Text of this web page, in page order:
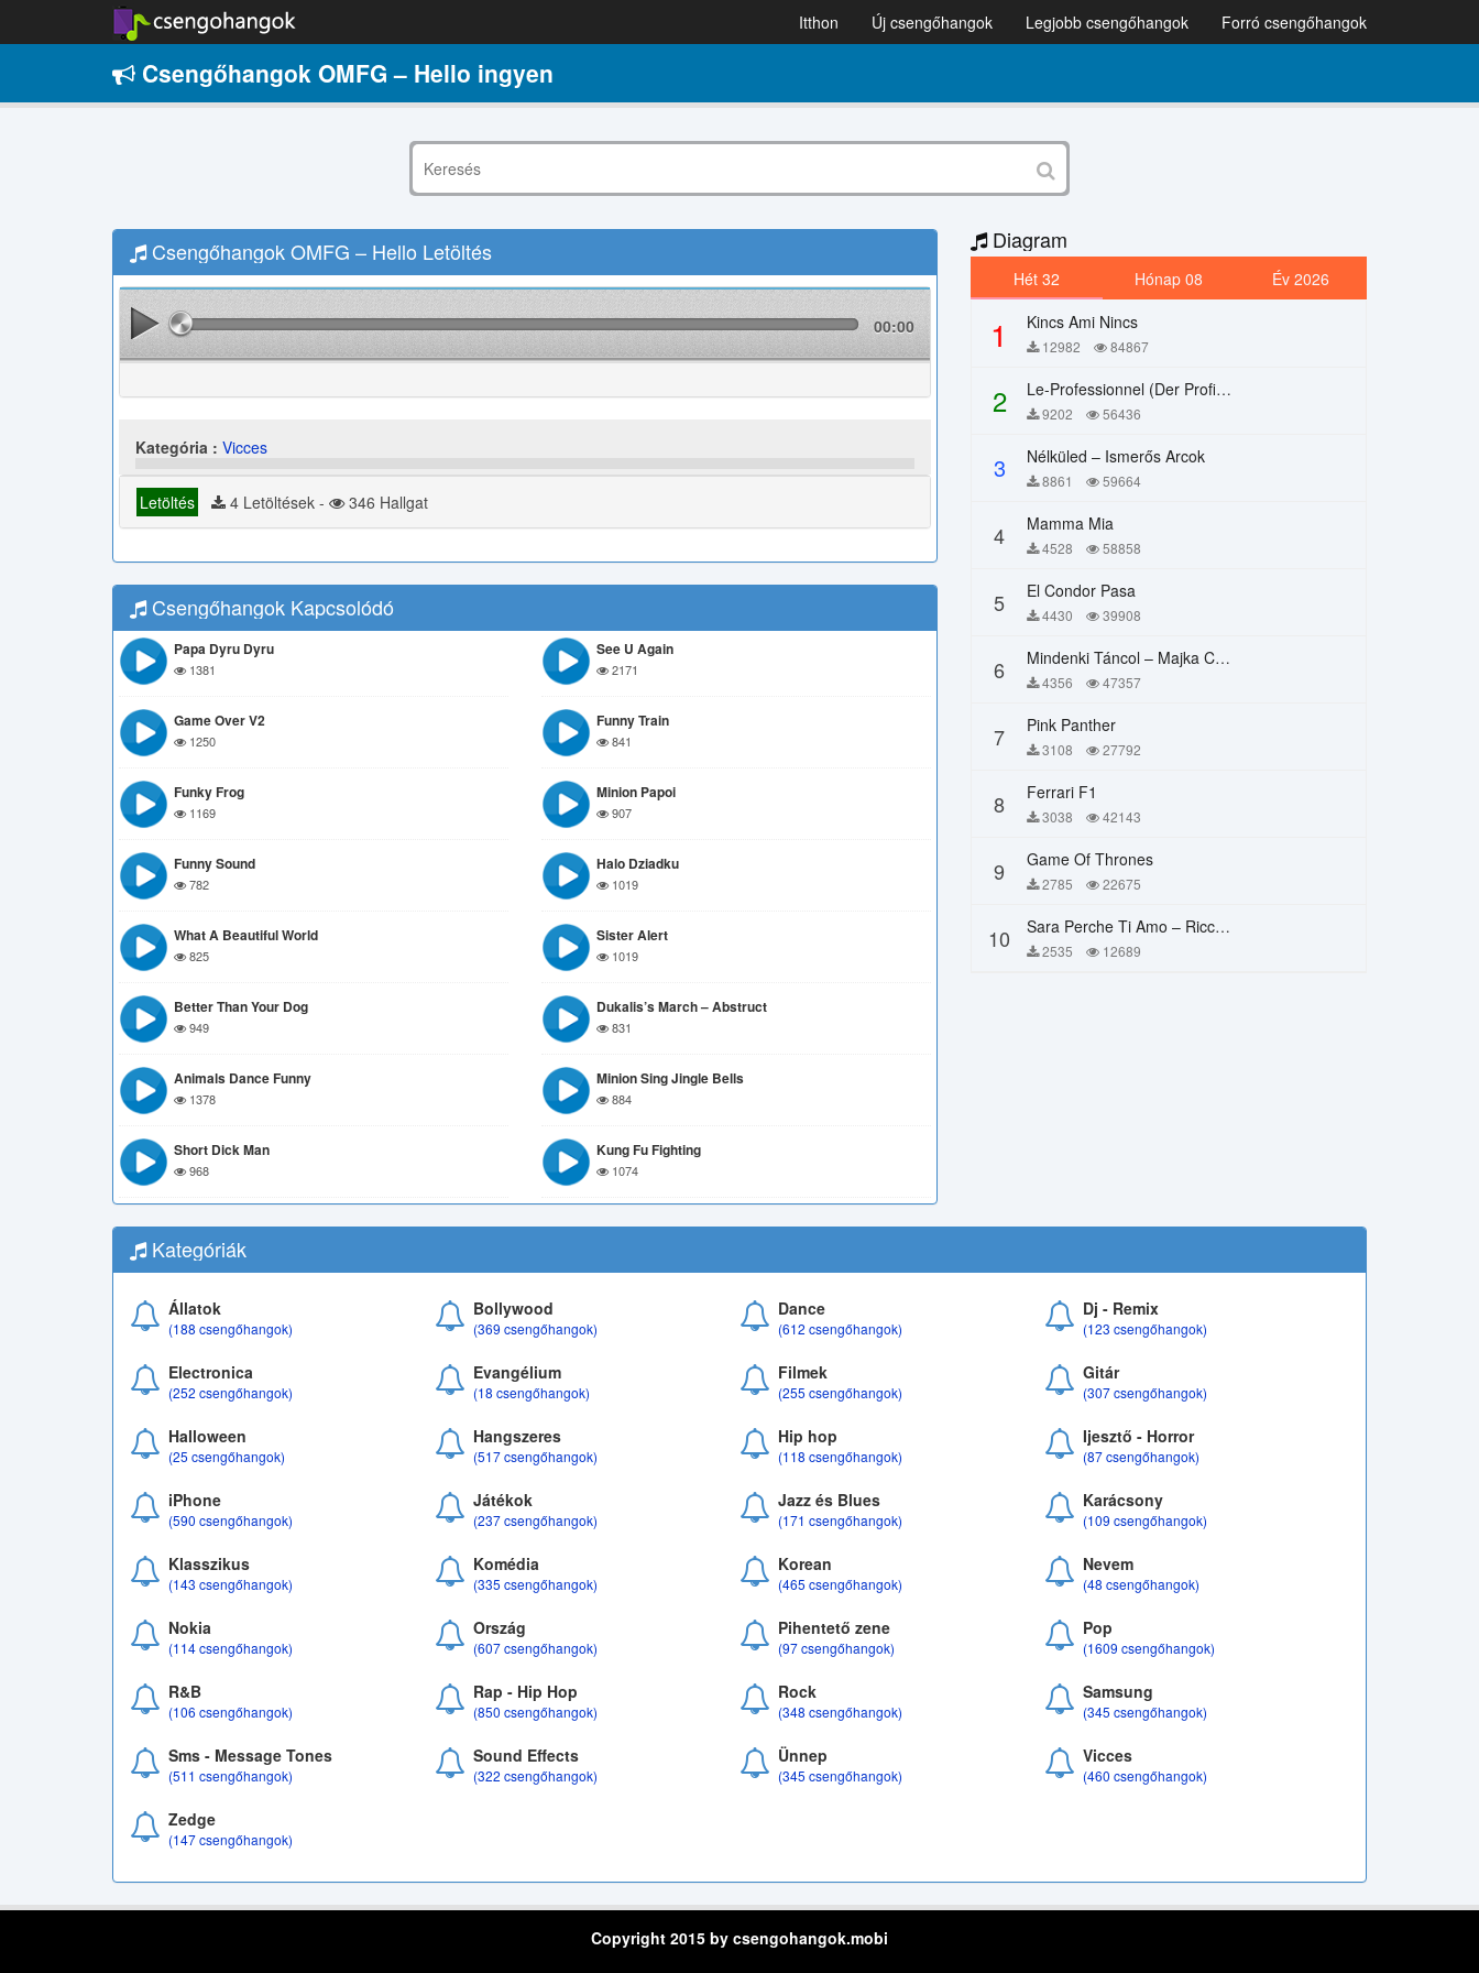
Itthon Új csengőhangok Legjobb csengőhangok Forró csengőhangok
Csengőhangok OMFG – Hello ingyen
Csengőhangok OMFG – Hello Letöltés
00:00
Kategória : Vicces
Letöltés 4 Letöltések - 346 Hallgat
Csengőhangok Kapcsolódó
Papa Dyru Dyru
1381
See U Again
2171
Game Over V2
1250
Funny Train
841
Funky Frog
1169
Minion Papoi
907
Funny Sound
782
Halo Dziadku
1019
What A Beautiful World
825
Sister Alert
1019
Better Than Your Dog
949
Dukalis’s March – Abstruct
831
Animals Dance Funny
1378
Minion Sing Jingle Bells
884
Short Dick Man
968
Kung Fu Fighting
1074
Diagram
Hét 32 Hónap 08 Év 2026
1 Kincs Ami Nincs
12982 84867
2 Le-Professionnel (Der Profi) – Chi Mai
9202 56436
3 Nélküled – Ismerős Arcok
8861 59664
4 Mamma Mia
4528 58858
5 El Condor Pasa
4430 39908
6 Mindenki Táncol – Majka Curtis, Péter Majoros
4356 47357
7 Pink Panther
3108 27792
8 Ferrari F1
3038 42143
9 Game Of Thrones
2785 22675
10 Sara Perche Ti Amo – Ricchi E Poveri
2535 12689
Kategóriák
Állatok
(188 csengőhangok)
Bollywood
(369 csengőhangok)
Dance
(612 csengőhangok)
Dj - Remix
(123 csengőhangok)
Electronica
(252 csengőhangok)
Evangélium
(18 csengőhangok)
Filmek
(255 csengőhangok)
Gitár
(307 csengőhangok)
Halloween
(25 csengőhangok)
Hangszeres
(517 csengőhangok)
Hip hop
(118 csengőhangok)
Ijesztő - Horror
(87 csengőhangok)
iPhone
(590 csengőhangok)
Játékok
(237 csengőhangok)
Jazz és Blues
(171 csengőhangok)
Karácsony
(109 csengőhangok)
Klasszikus
(143 csengőhangok)
Komédia
(335 csengőhangok)
Korean
(465 csengőhangok)
Nevem
(48 csengőhangok)
Nokia
(114 csengőhangok)
Ország
(607 csengőhangok)
Pihentető zene
(97 csengőhangok)
Pop
(1609 csengőhangok)
R&B
(106 csengőhangok)
Rap - Hip Hop
(850 csengőhangok)
Rock
(348 csengőhangok)
Samsung
(345 csengőhangok)
Sms - Message Tones
(511 csengőhangok)
Sound Effects
(322 csengőhangok)
Ünnep
(345 csengőhangok)
Vicces
(460 csengőhangok)
Zedge
(147 csengőhangok)
Copyright 2015 by csengohangok.mobi